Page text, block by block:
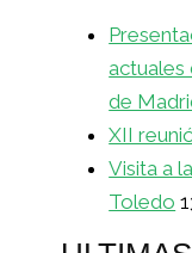
actuales
de
XII
Visita a
Toledo